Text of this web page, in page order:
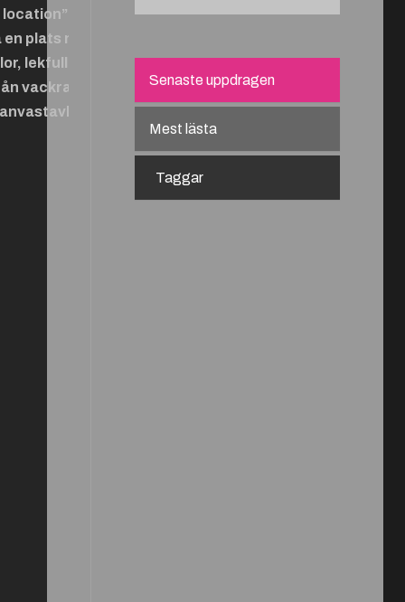
som
plats ni vill
lekfullhet
vackra
i
Senaste uppdragen
Mest lästa
Taggar